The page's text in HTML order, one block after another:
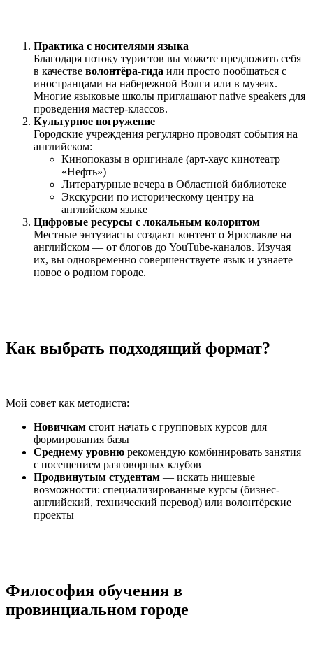
Практика с носителями языка
Благодаря потоку туристов вы можете предложить себя
в качестве волонтёра-гида или просто пообщаться с
иностранцами на набережной Волги или в музеях.
Многие языковые школы приглашают native speakers для
проведения мастер-классов.
Культурное погружение
Городские учреждения регулярно проводят события на
английском:
Кинопоказы в оригинале (арт-хаус кинотеатр
«Нефть»)
Литературные вечера в Областной библиотеке
Экскурсии по историческому центру на
английском языке
Цифровые ресурсы с локальным колоритом
Местные энтузиасты создают контент о Ярославле на
английском — от блогов до YouTube-каналов. Изучая
их, вы одновременно совершенствуете язык и узнаете
новое о родном городе.
Как выбрать подходящий формат?
Мой совет как методиста:
Новичкам стоит начать с групповых курсов для
формирования базы
Среднему уровню рекомендую комбинировать занятия
с посещением разговорных клубов
Продвинутым студентам — искать нишевые
возможности: специализированные курсы (бизнес-
английский, технический перевод) или волонтёрские
проекты
Философия обучения в
провинциальном городе